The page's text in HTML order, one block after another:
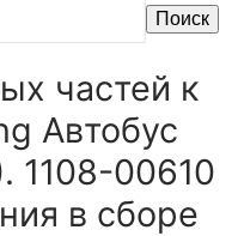
Поиск
частей к
Автобус
1108-00610
в сборе